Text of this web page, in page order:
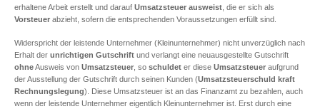
erhaltene Arbeit erstellt und darauf Umsatzsteuer ausweist , die er sich als
Vorsteuer abzieht, sofern die entsprechenden Voraussetzungen erfüllt sind.
Widerspricht der leistende Unternehmer (Kleinunternehmer) nicht unverzüglich nach
Erhalt der unrichtigen Gutschrift und verlangt eine neuausgestellte Gutschrift
ohneAusweis von Umsatzsteuer , so schuldet er diese Umsatzsteuer aufgrund
der Ausstellung der Gutschrift durch seinen Kunden (Umsatzsteuerschuld kraft
Rechnungslegung). Diese Umsatzsteuer ist an das Finanzamt zu bezahlen, auch
wenn der leistende Unternehmer eigentlich Kleinunternehmer ist. Erst durch eine